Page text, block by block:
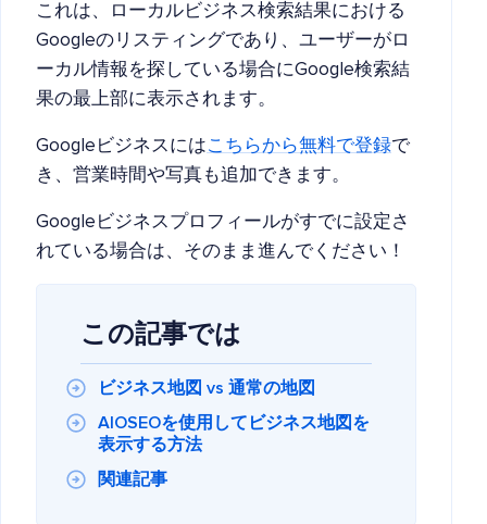
これは、ローカルビジネス検索結果における
Googleのリスティングであり、ユーザーがロ
ーカル情報を探している場合にGoogle検索結
果の最上部に表示されます。
Googleビジネスにはこちらから無料で登録で
き、営業時間や写真も追加できます。
Googleビジネスプロフィールがすでに設定さ
れている場合は、そのまま進んでください！
この記事では
ビジネス地図 vs 通常の地図
AIOSEOを使用してビジネス地図を
表示する方法
関連記事